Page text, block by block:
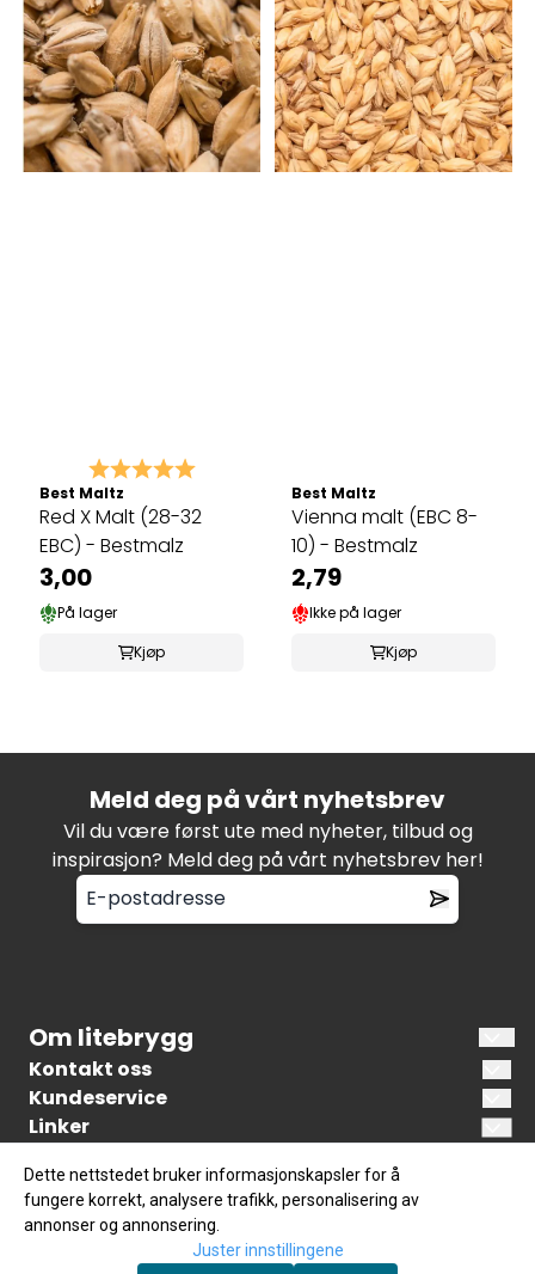
Karakter: 5.0 av 5 mulige
Best Maltz
Red X Malt (28-32
EBC) - Bestmalz
3,00
På lager
Kjøp
Best Maltz
Vienna malt (EBC 8-
10) - Bestmalz
2,79
Ikke på lager
Kjøp
Meld deg på vårt nyhetsbrev
Vil du være først ute med nyheter, tilbud og
inspirasjon? Meld deg på vårt nyhetsbrev her!
Om litebrygg
Litebrygg.no er en norsk nettbutikk som
spesialiserer seg på å tilby bryggeutstyr og
råvarer for brygging av øl. Målet vårt er å kunne
konkurransedyktige priser for både
hjemmebryggere og bryggerier.
Kontakt oss
Litebrygg AS
Surfellingen 2
1739 SARPSBORG
Org. nr. 932081326 MVA
Kundeservice
Min side
Om Litebrygg
Kundeservice
Linker
Malt erstattninger
Brewfather
Karboneringstabell
Dette nettstedet bruker informasjonskapsler for å
fungere korrekt, analysere trafikk, personalisering av
annonser og annonsering.
Juster innstillingene